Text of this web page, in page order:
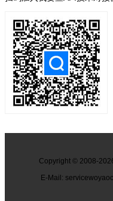
Copyright © 2008-
E-Mail: service